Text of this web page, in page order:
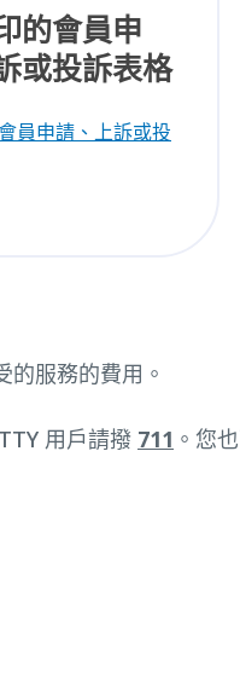
的會員申
或投訴表格
員申請、上訴或投
服務的費用。
用戶請撥 711 。您